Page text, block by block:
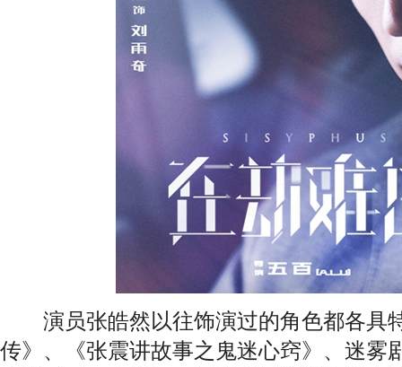
演员张皓然以往饰演过的角色都各具
传》、《张震讲故事之鬼迷心窍》、迷雾